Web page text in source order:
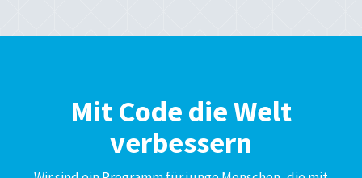
Mit Code die Welt
verbessern